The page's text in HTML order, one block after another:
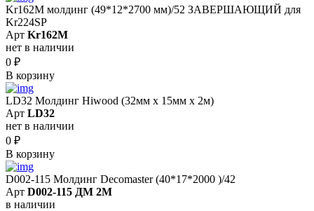
Kr162M молдинг (49*12*2700 мм)/52 ЗАВЕРШАЮЩИЙ для
Kr224SP
Арт Kr162M
нет в наличии
0 ₽
В корзину
LD32 Молдинг Hiwood (32мм х 15мм х 2м)
Арт LD32
нет в наличии
0 ₽
В корзину
D002-115 Молдинг Decomaster (40*17*2000 )/42
Арт D002-115 ДМ 2М
в наличии